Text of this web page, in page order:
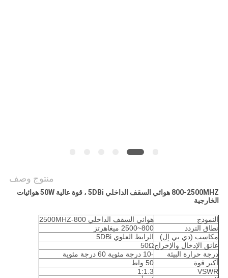
منتوج وصف
800-2500MHZ هوائي السقف الداخلي 5DBi ، قوة عالية 50W هوائيات
الخارجية
النموذج
هوائي السقف الداخلي 800-2500MHZ
نطاق التردد
800~2500 ميغاهرتز
مكاسب (دي بي إل)
الرابط العلوي 5DBi
عائق الإدخال والإخراج50Ω
درجة حرارة البيئة
-10 درجة مئوية 60 درجة مئوية
أكبر قوة
50 واط
VSWR
1:1.3